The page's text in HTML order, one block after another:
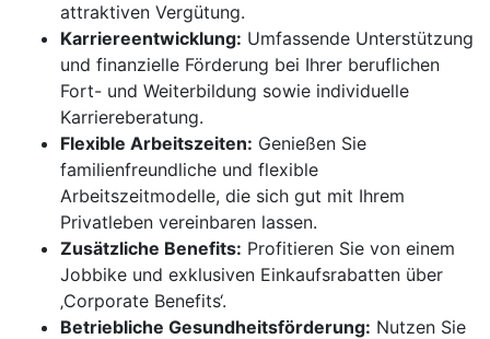
attraktiven Vergütung.
Karriereentwicklung: Umfassende Unterstützung
und finanzielle Förderung bei Ihrer beruflichen
Fort- und Weiterbildung sowie individuelle
Karriereberatung.
Flexible Arbeitszeiten: Genießen Sie
familienfreundliche und flexible
Arbeitszeitmodelle, die sich gut mit Ihrem
Privatleben vereinbaren lassen.
Zusätzliche Benefits: Profitieren Sie von einem
Jobbike und exklusiven Einkaufsrabatten über
‚Corporate Benefits‘.
Betriebliche Gesundheitsförderung: Nutzen Sie